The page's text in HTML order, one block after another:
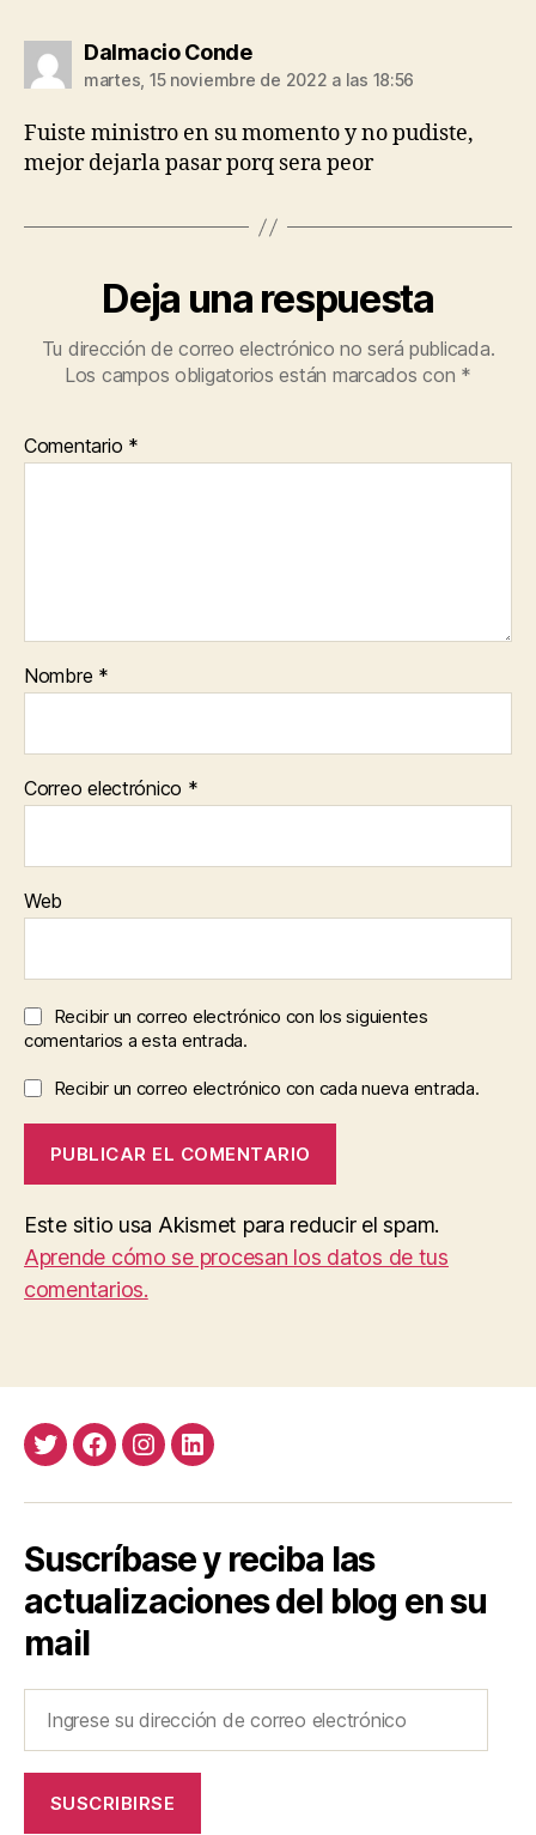
Dalmacio Condedice:
martes, 15 noviembre de 2022 a las 18:56
Fuiste ministro en su momento y no pudiste,
mejor dejarla pasar porq sera peor
Deja una respuesta
Tu dirección de correo electrónico no será publicada.
Los campos obligatorios están marcados con *
Comentario *
Nombre *
Correo electrónico *
Web
Recibir un correo electrónico con los siguientes
comentarios a esta entrada.
Recibir un correo electrónico con cada nueva entrada.
Este sitio usa Akismet para reducir el spam.
Aprende cómo se procesan los datos de tus
comentarios.
TwitterFacebook
InstagramLinkedIn
Suscríbase y reciba las
actualizaciones del blog en su
mail
correo
SUSCRIBIRSE